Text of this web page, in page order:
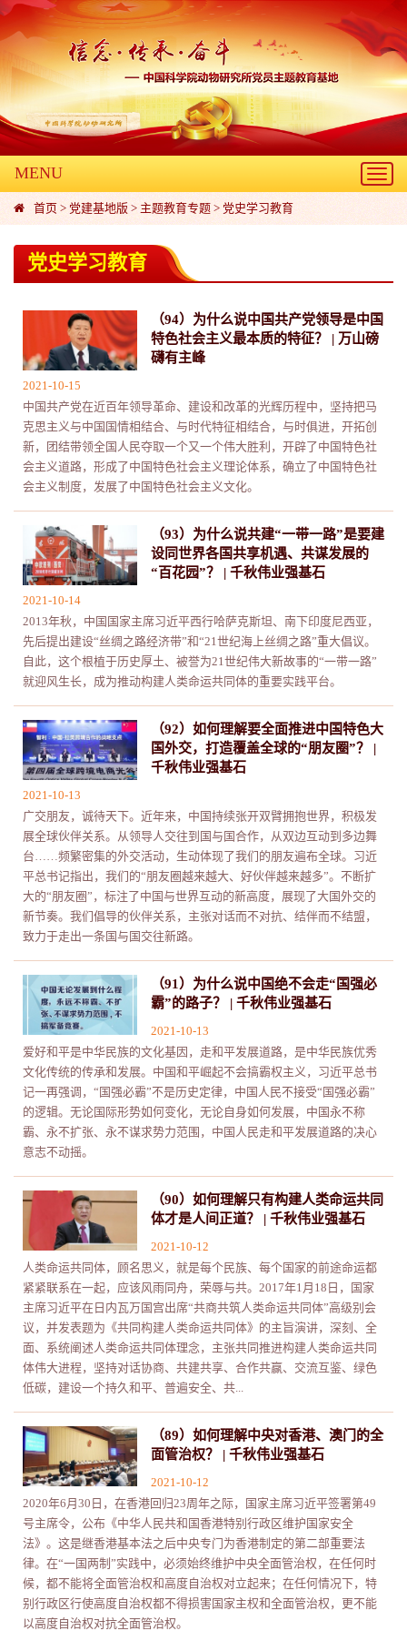
MENU
首页 > 党建基地版 > 主题教育专题 > 党史学习教育
党史学习教育
（94）为什么说中国共产党领导是中国
特色社会主义最本质的特征？ | 万山磅
礴有主峰
2021-10-15
中国共产党在近百年领导革命、建设和改革的光辉历程中，坚持把马
克思主义与中国国情相结合、与时代特征相结合，与时俱进，开拓创
新，团结带领全国人民夺取一个又一个伟大胜利，开辟了中国特色社
会主义道路，形成了中国特色社会主义理论体系，确立了中国特色社
会主义制度，发展了中国特色社会主义文化。
（93）为什么说共建“一带一路”是要建
设同世界各国共享机遇、共谋发展的
“百花园”？ | 千秋伟业强基石
2021-10-14
2013年秋，中国国家主席习近平西行哈萨克斯坦、南下印度尼西亚，
先后提出建设“丝绸之路经济带”和“21世纪海上丝绸之路”重大倡议。
自此，这个根植于历史厚土、被誉为21世纪伟大新故事的“一带一路”
就迎风生长，成为推动构建人类命运共同体的重要实践平台。
（92）如何理解要全面推进中国特色大
国外交，打造覆盖全球的“朋友圈”？ |
千秋伟业强基石
2021-10-13
广交朋友，诚待天下。近年来，中国持续张开双臂拥抱世界，积极发
展全球伙伴关系。从领导人交往到国与国合作，从双边互动到多边舞
台……频繁密集的外交活动，生动体现了我们的朋友遍布全球。习近
平总书记指出，我们的“朋友圈越来越大、好伙伴越来越多”。不断扩
大的“朋友圈”，标注了中国与世界互动的新高度，展现了大国外交的
新节奏。我们倡导的伙伴关系，主张对话而不对抗、结伴而不结盟，
致力于走出一条国与国交往新路。
（91）为什么说中国绝不会走“国强必
霸”的路子？ | 千秋伟业强基石
2021-10-13
爱好和平是中华民族的文化基因，走和平发展道路，是中华民族优秀
文化传统的传承和发展。中国和平崛起不会搞霸权主义，习近平总书
记一再强调，“国强必霸”不是历史定律，中国人民不接受“国强必霸”
的逻辑。无论国际形势如何变化，无论自身如何发展，中国永不称
霸、永不扩张、永不谋求势力范围，中国人民走和平发展道路的决心
意志不动摇。
（90）如何理解只有构建人类命运共同
体才是人间正道？ | 千秋伟业强基石
2021-10-12
人类命运共同体，顾名思义，就是每个民族、每个国家的前途命运都
紧紧联系在一起，应该风雨同舟，荣辱与共。2017年1月18日，国家
主席习近平在日内瓦万国宫出席“共商共筑人类命运共同体”高级别会
议，并发表题为《共同构建人类命运共同体》的主旨演讲，深刻、全
面、系统阐述人类命运共同体理念，主张共同推进构建人类命运共同
体伟大进程，坚持对话协商、共建共享、合作共赢、交流互鉴、绿色
低碳，建设一个持久和平、普遍安全、共...
（89）如何理解中央对香港、澳门的全
面管治权？ | 千秋伟业强基石
2021-10-12
2020年6月30日，在香港回归23周年之际，国家主席习近平签署第49
号主席令，公布《中华人民共和国香港特别行政区维护国家安全
法》。这是继香港基本法之后中央专门为香港制定的第二部重要法
律。在“一国两制”实践中，必须始终维护中央全面管治权，在任何时
候，都不能将全面管治权和高度自治权对立起来；在任何情况下，特
别行政区行使高度自治权都不得损害国家主权和全面管治权，更不能
以高度自治权对抗全面管治权。